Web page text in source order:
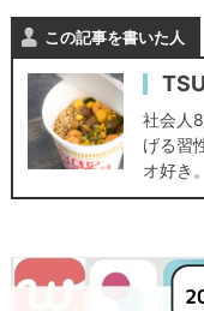
この記事を書いた人
社会人
げる習
オ好き。